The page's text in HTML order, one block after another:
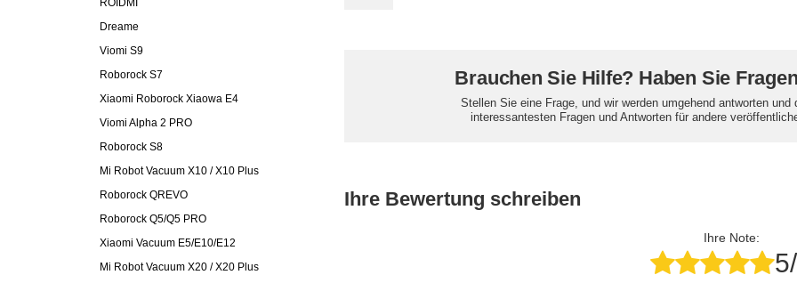
ROIDMI
Dreame
Viomi S9
Roborock S7
Xiaomi Roborock Xiaowa E4
Viomi Alpha 2 PRO
Roborock S8
Mi Robot Vacuum X10 / X10 Plus
Roborock QREVO
Roborock Q5/Q5 PRO
Xiaomi Vacuum E5/E10/E12
Mi Robot Vacuum X20 / X20 Plus
Brauchen Sie Hilfe? Haben Sie
Stellen Sie eine Frage, und wir werden umgehend antworten und
interessantesten Fragen und Antworten für andere
Ihre Bewertung schreiben
Ihre Note: